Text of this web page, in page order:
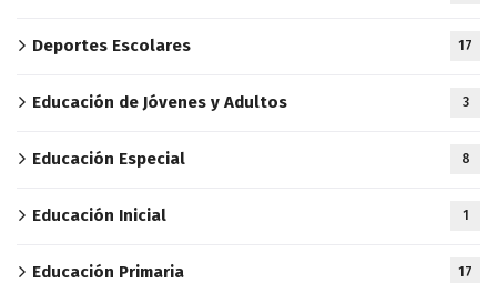
Deportes Escolares 17
Educación de Jóvenes y Adultos 3
Educación Especial 8
Educación Inicial 1
Educación Primaria 17